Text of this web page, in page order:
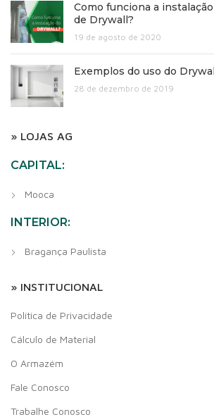
Como funciona a
de Drywall?
19 de agosto de 2020
Exemplos do uso do
28 de dezembro de 2019
» LOJAS AG
CAPITAL:
Mooca
INTERIOR:
Bragança Paulista
» INSTITUCIONAL
Política de Privacidade
Cálculo de Material
O Armazém
Fale Conosco
Trabalhe Conosco